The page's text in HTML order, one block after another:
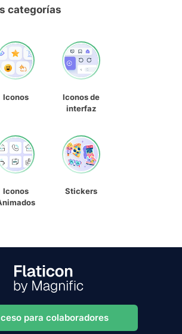
categorías
Iconos
Iconos de
interfaz
Iconos
Stickers
para colaboradores